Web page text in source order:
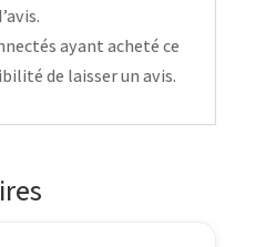
ayant acheté ce
de laisser un avis.